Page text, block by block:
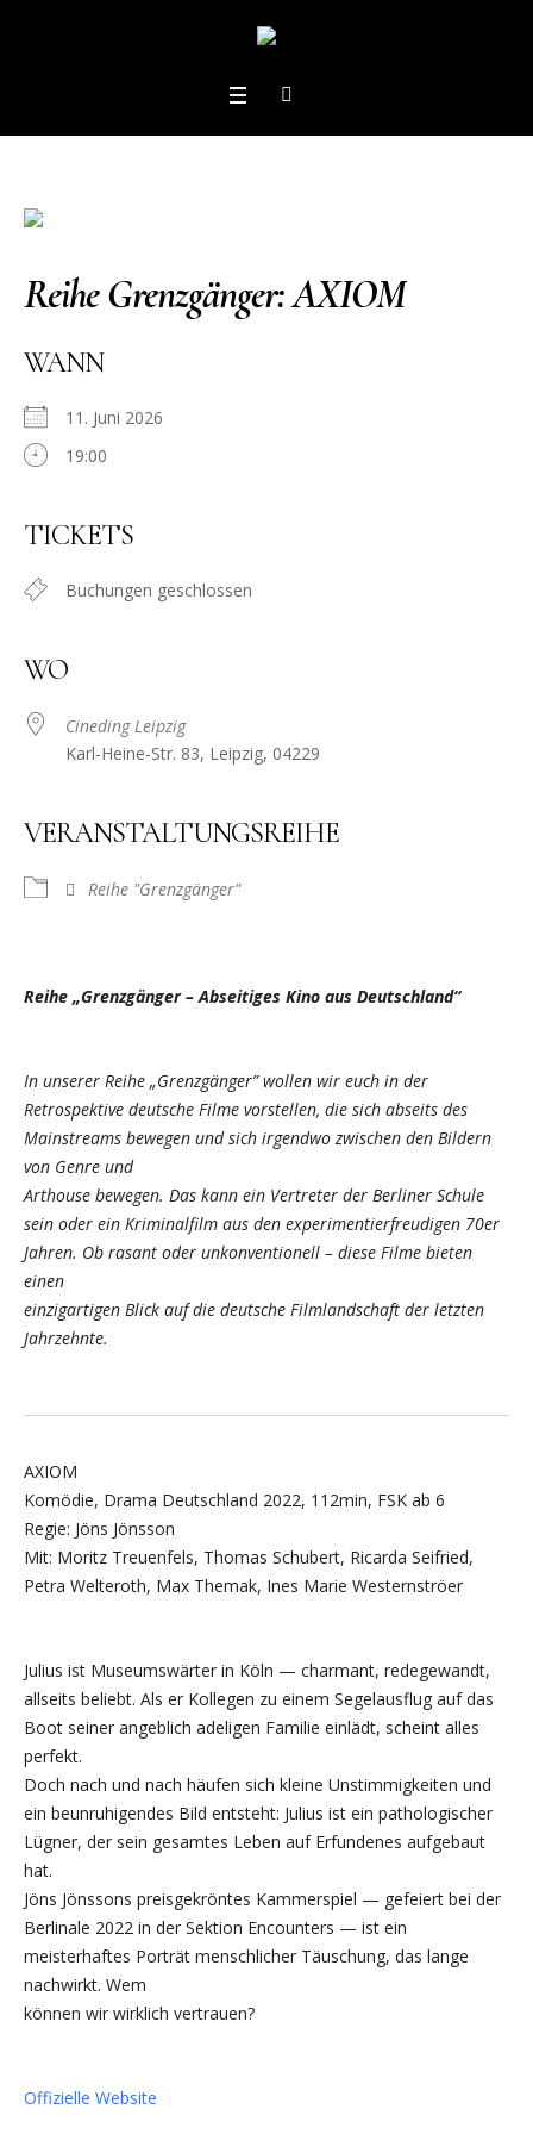
Reihe Grenzgänger: AXIOM
WANN
11. Juni 2026
19:00
TICKETS
Buchungen geschlossen
WO
Cineding Leipzig
Karl-Heine-Str. 83, Leipzig, 04229
VERANSTALTUNGSREIHE
Reihe "Grenzgänger"
Reihe „Grenzgänger – Abseitiges Kino aus Deutschland“
In unserer Reihe „Grenzgänger” wollen wir euch in der
Retrospektive deutsche Filme vorstellen, die sich abseits des
Mainstreams bewegen und sich irgendwo zwischen den Bildern
von Genre und
Arthouse bewegen. Das kann ein Vertreter der Berliner Schule
sein oder ein Kriminalfilm aus den experimentierfreudigen 70er
Jahren. Ob rasant oder unkonventionell – diese Filme bieten
einen
einzigartigen Blick auf die deutsche Filmlandschaft der letzten
Jahrzehnte.
AXIOM
Komödie, Drama Deutschland 2022, 112min, FSK ab 6
Regie: Jöns Jönsson
Mit: Moritz Treuenfels, Thomas Schubert, Ricarda Seifried,
Petra Welteroth, Max Themak, Ines Marie Westernströer
Julius ist Museumswärter in Köln — charmant, redegewandt,
allseits beliebt. Als er Kollegen zu einem Segelausflug auf das
Boot seiner angeblich adeligen Familie einlädt, scheint alles
perfekt.
Doch nach und nach häufen sich kleine Unstimmigkeiten und
ein beunruhigendes Bild entsteht: Julius ist ein pathologischer
Lügner, der sein gesamtes Leben auf Erfundenes aufgebaut
hat.
Jöns Jönssons preisgekröntes Kammerspiel — gefeiert bei der
Berlinale 2022 in der Sektion Encounters — ist ein
meisterhaftes Porträt menschlicher Täuschung, das lange
nachwirkt. Wem
können wir wirklich vertrauen?
Offizielle Website